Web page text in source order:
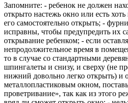
Запомните: - ребенок не должен
открыто настежь окно или есть
его самостоятельно открыть; -
исправны, чтобы предупредить их
открывание ребенком; - если
непродолжительное время в
то в случае со стандартными
шпингалеты и снизу, и сверху (не
нижний довольно легко открыть) и
металлопластиковым окном,
проветривание», так как из этого